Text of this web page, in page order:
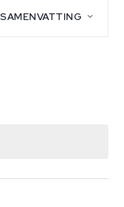
weergaven
SAMENVATTING